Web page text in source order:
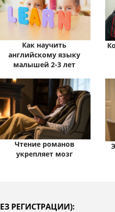
Как научить
английскому языку
малышей 2-3 лет
Чтение романов
укрепляет мозг
РЕГИСТРАЦИИ):